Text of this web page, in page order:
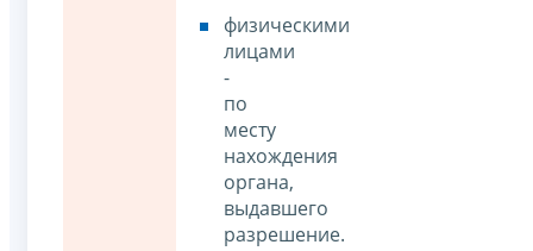
физическими
лицами
-
по
месту
нахождения
органа,
выдавшего
разрешение.